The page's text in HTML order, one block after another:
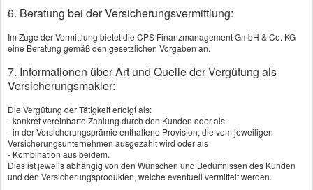
Zuschüsse vom Staat sichern
Der Staat hat ein hohes Interesse daran, dass
6. Beratung bei der Versicherungsvermittlung:
Im Zuge der Vermittlung bietet die CPS Finanzmanagement GmbH & Co. KG
eine Beratung gemäß den gesetzlichen Vorgaben an.
7. Informationen über Art und Quelle der Vergütung als
Versicherungsmakler:
Die Vergütung der Tätigkeit erfolgt als:
- konkret vereinbarte Zahlung durch den Kunden oder als
- in der Versicherungsprämie enthaltene Provision, die vom jeweiligen
Versicherungsunternehmen ausgezahlt wird oder als
- Kombination aus beidem.
Dies ist jeweils abhängig von den Wünschen und Bedürfnissen des Kunden
und den Versicherungsprodukten, welche eventuell vermittelt werden.